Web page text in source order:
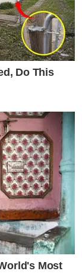
Do This
Most